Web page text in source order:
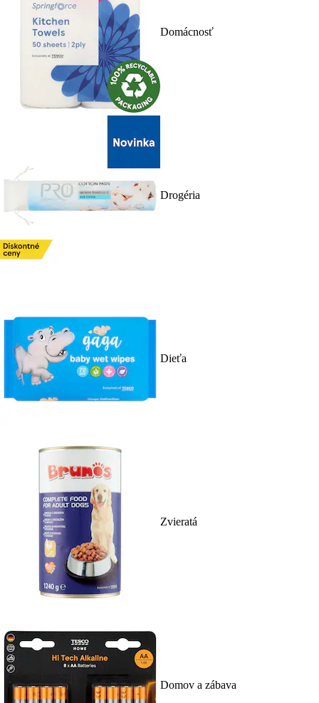
Domácnosť
Drogéria
Dieťa
Zvieratá
Domov a zábava